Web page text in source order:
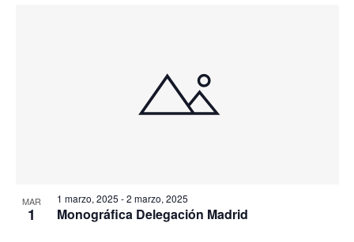
MAR
1
1 marzo, 2025 -2 marzo, 2025
Monográfica Delegación Madrid